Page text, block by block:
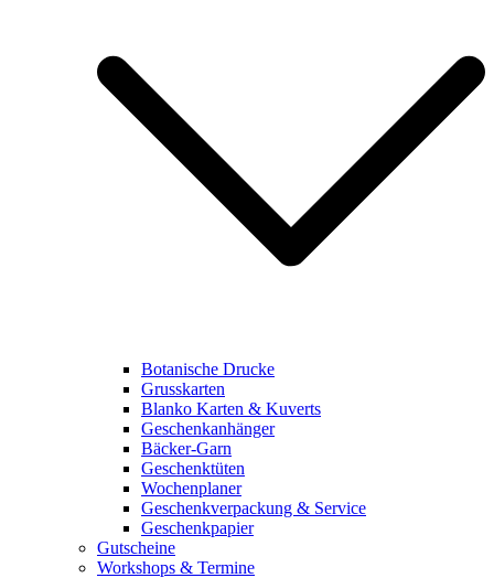
Botanische Drucke
Grusskarten
Blanko Karten & Kuverts
Geschenkanhänger
Bäcker-Garn
Geschenktüten
Wochenplaner
Geschenkverpackung & Service
Geschenkpapier
Gutscheine
Workshops & Termine